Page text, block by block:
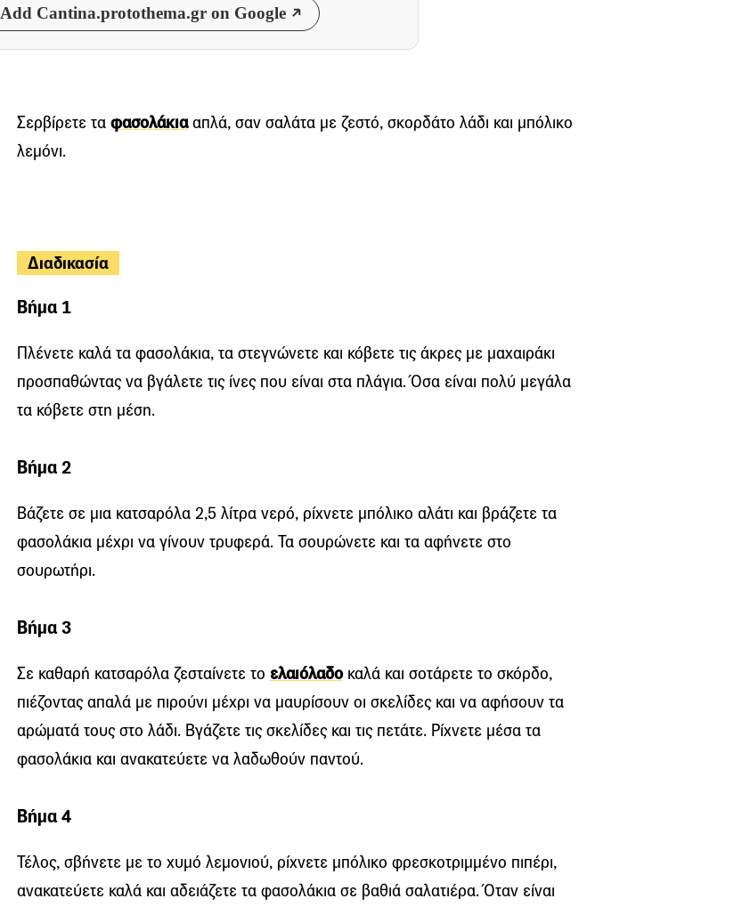
Add Cantina.protothema.gr on Google
Σερβίρετε τα φασολάκιααπλά, σαν σαλάτα με ζεστό, σκορδάτο λάδι και μπόλικο
λεμόνι.
Διαδικασία
Βήμα 1
Πλένετε καλά τα φασολάκια, τα στεγνώνετε και κόβετε τις άκρες με μαχαιράκι
προσπαθώντας να βγάλετε τις ίνες που είναι στα πλάγια. Όσα είναι πολύ μεγάλα
τα κόβετε στη μέση.
Βήμα 2
Βάζετε σε μια κατσαρόλα 2,5 λίτρα νερό, ρίχνετε μπόλικο αλάτι και βράζετε τα
φασολάκια μέχρι να γίνουν τρυφερά. Τα σουρώνετε και τα αφήνετε στο
σουρωτήρι.
Βήμα 3
Σε καθαρή κατσαρόλα ζεσταίνετε το ελαιόλαδοκαλά και σοτάρετε το σκόρδο,
πιέζοντας απαλά με πιρούνι μέχρι να μαυρίσουν οι σκελίδες και να αφήσουν τα
αρώματά τους στο λάδι. Βγάζετε τις σκελίδες και τις πετάτε. Ρίχνετε μέσα τα
φασολάκια και ανακατεύετε να λαδωθούν παντού.
Βήμα 4
Τέλος, σβήνετε με το χυμό λεμονιού, ρίχνετε μπόλικο φρεσκοτριμμένο πιπέρι,
ανακατεύετε καλά και αδειάζετε τα φασολάκια σε βαθιά σαλατιέρα. Όταν είναι